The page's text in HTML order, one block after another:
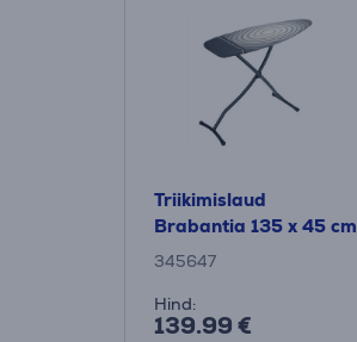
Triikimislaud
Brabantia 135 x 45 cm
345647
Hind:
139.99 €